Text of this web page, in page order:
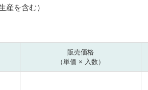
産を含む）
販売価格
（単価 × 入数）